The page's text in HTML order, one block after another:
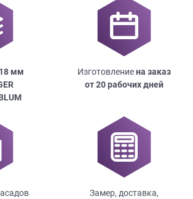
18мм
Изготовлениена заказ
от 20 рабочих дней
Замер, доставка,